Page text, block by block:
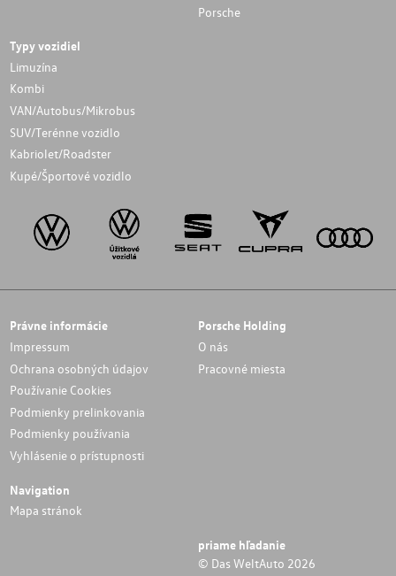
Porsche
Typy vozidiel
Limuzína
Kombi
VAN/Autobus/Mikrobus
SUV/Terénne vozidlo
Kabriolet/Roadster
Kupé/Športové vozidlo
Právne informácie
Impressum
Ochrana osobných údajov
Používanie Cookies
Podmienky prelinkovania
Podmienky používania
Vyhlásenie o prístupnosti
Porsche Holding
O nás
Pracovné miesta
Navigation
Mapa stránok
priame hľadanie
© Das WeltAuto 2026